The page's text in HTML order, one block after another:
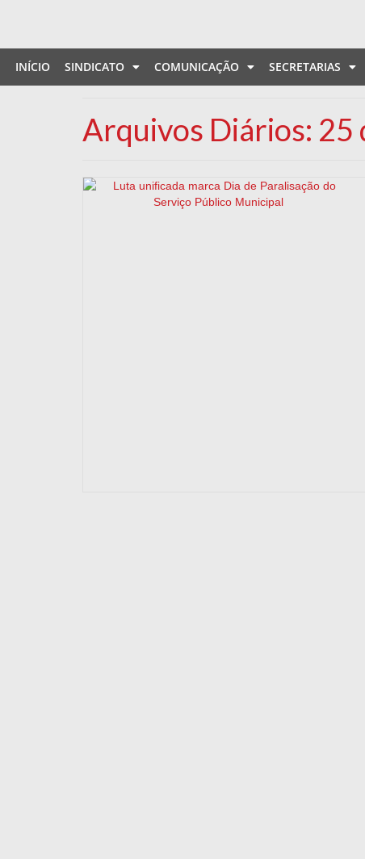
INÍCIO SINDICATO COMUNICAÇÃO SECRETARIAS
Arquivos Diários: